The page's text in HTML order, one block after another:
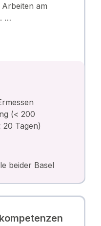
am
…
(< 200
Tagen)
beider Basel